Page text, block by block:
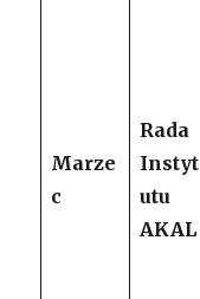
Marze
c
Rada
Instyt
utu
AKAL